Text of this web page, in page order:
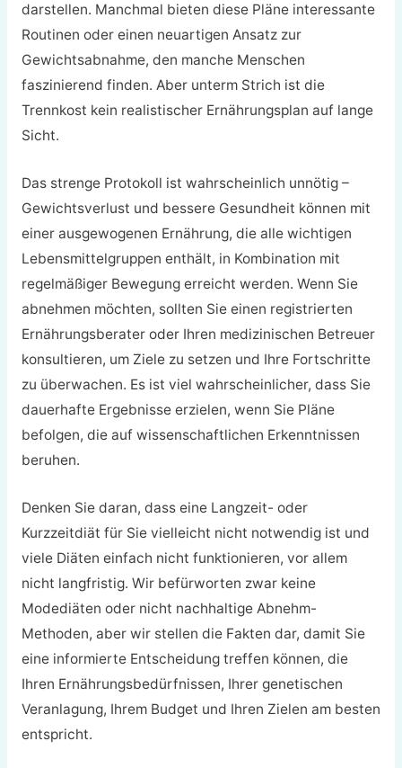
darstellen. Manchmal bieten diese Pläne interessante
Routinen oder einen neuartigen Ansatz zur
Gewichtsabnahme, den manche Menschen
faszinierend finden. Aber unterm Strich ist die
Trennkost kein realistischer Ernährungsplan auf lange
Sicht.
Das strenge Protokoll ist wahrscheinlich unnötig –
Gewichtsverlust und bessere Gesundheit können mit
einer ausgewogenen Ernährung, die alle wichtigen
Lebensmittelgruppen enthält, in Kombination mit
regelmäßiger Bewegung erreicht werden. Wenn Sie
abnehmen möchten, sollten Sie einen registrierten
Ernährungsberater oder Ihren medizinischen Betreuer
konsultieren, um Ziele zu setzen und Ihre Fortschritte
zu überwachen. Es ist viel wahrscheinlicher, dass Sie
dauerhafte Ergebnisse erzielen, wenn Sie Pläne
befolgen, die auf wissenschaftlichen Erkenntnissen
beruhen.
Denken Sie daran, dass eine Langzeit- oder
Kurzzeitdiät für Sie vielleicht nicht notwendig ist und
viele Diäten einfach nicht funktionieren, vor allem
nicht langfristig. Wir befürworten zwar keine
Modediäten oder nicht nachhaltige Abnehm-
Methoden, aber wir stellen die Fakten dar, damit Sie
eine informierte Entscheidung treffen können, die
Ihren Ernährungsbedürfnissen, Ihrer genetischen
Veranlagung, Ihrem Budget und Ihren Zielen am besten
entspricht.